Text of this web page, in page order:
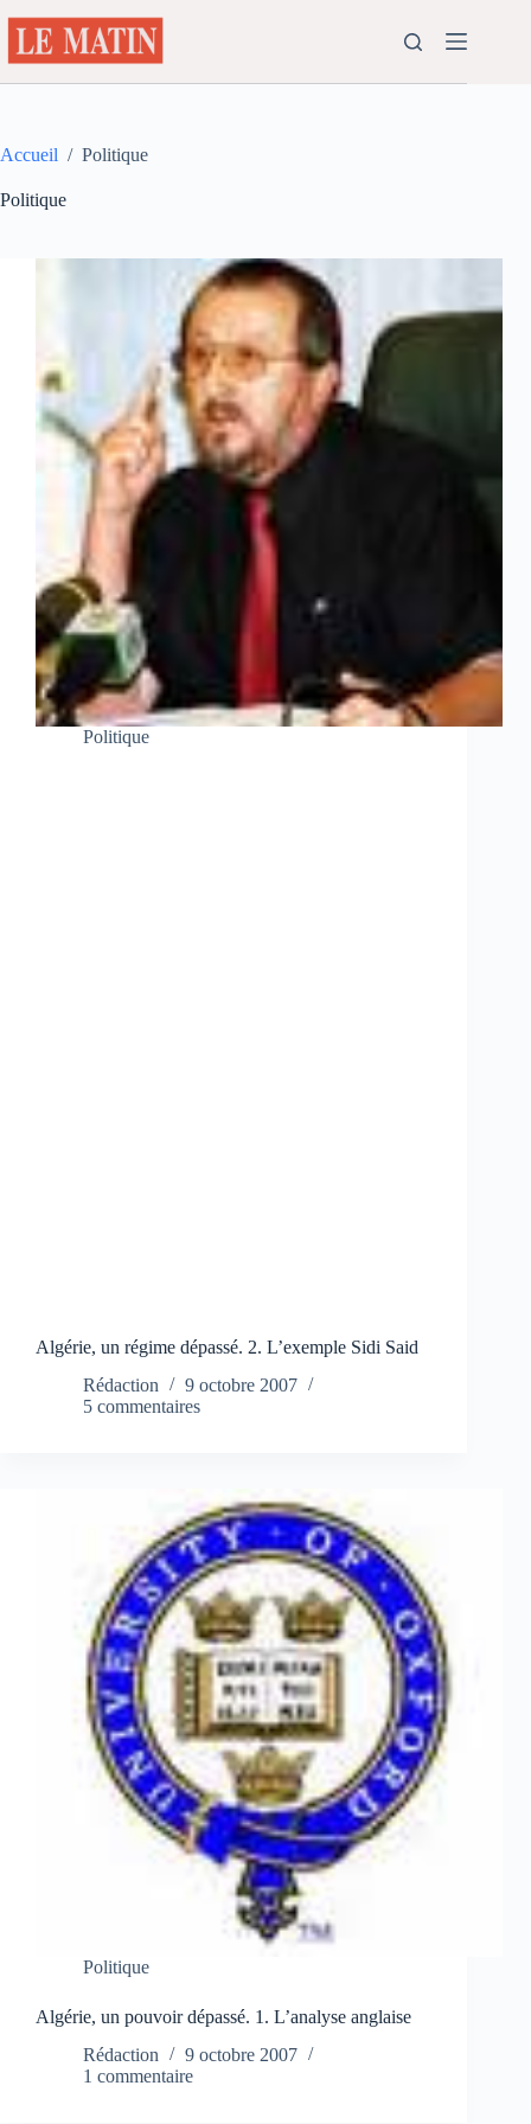
au
contenu
Accueil / Politique
Politique
Politique
Algérie, un régime dépassé. 2. L’exemple Sidi Said
Rédaction
9 octobre 2007
5 commentaires
Politique
Algérie, un pouvoir dépassé. 1. L’analyse anglaise
Rédaction
9 octobre 2007
1 commentaire